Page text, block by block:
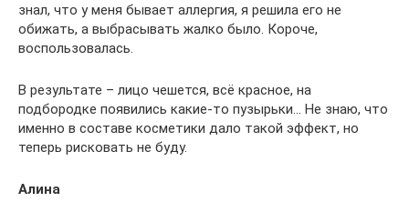
знал, что у меня бывает аллергия, я решила его не
обижать, а выбрасывать жалко было. Короче,
воспользовалась.
В результате – лицо чешется, всё красное, на
подбородке появились какие-то пузырьки… Не знаю, что
именно в составе косметики дало такой эффект, но
теперь рисковать не буду.
Алина